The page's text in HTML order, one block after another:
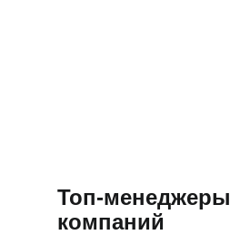
Топ-менеджеры
компаний